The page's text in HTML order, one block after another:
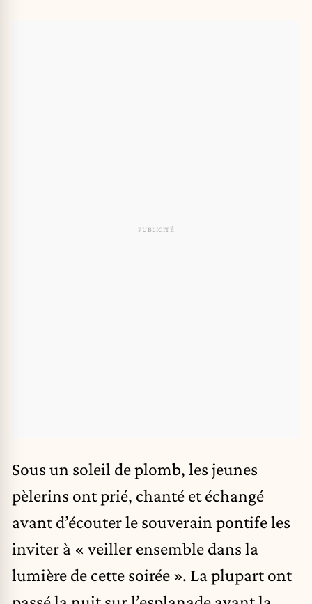
Sous un soleil de plomb, les jeunes
pèlerins ont prié, chanté et échangé
avant d’écouter le souverain pontife les
inviter à « veiller ensemble dans la
lumière de cette soirée ». La plupart ont